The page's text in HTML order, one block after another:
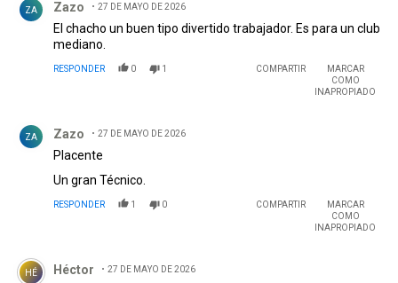
ZA Zazo 27 DE MAYO DE 2026
El chacho un buen tipo divertido trabajador. Es para un club
mediano.
RESPONDER 0 1 COMPARTIR
MARCAR
COMO
INAPROPIADO
ZA Zazo 27 DE MAYO DE 2026
Placente
Un gran Técnico.
RESPONDER 1 0 COMPARTIR
MARCAR
COMO
INAPROPIADO
Comentario de Héctor .
HÉ Héctor 27 DE MAYO DE 2026